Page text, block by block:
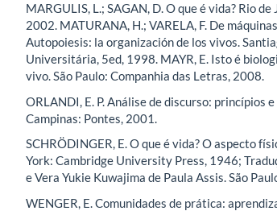
MARGULIS, L.; SAGAN, D. O que é vida? Rio
2002. MATURANA, H.; VARELA, F. De
Autopoiesis: la organización de los vivos.
Universitária, 5ed, 1998. MAYR, E. Isto é
vivo. São Paulo: Companhia das Letras, 2008.
ORLANDI, E. P. Análise de discurso: princípios
Campinas: Pontes, 2001.
SCHRÖDINGER, E. O que é vida? O aspecto
York: Cambridge University Press, 1946;
e Vera Yukie Kuwajima de Paula Assis. São
WENGER, E. Comunidades de prática: